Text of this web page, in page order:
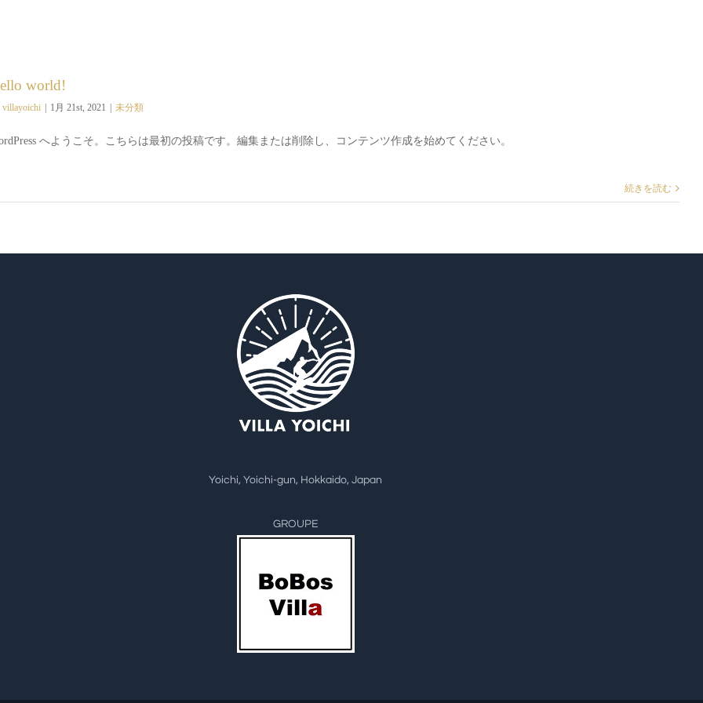
world!
villayoichi 1月 21st, 2021 未分類
へようこそ。こちらは最初の投稿です。編集または削除し、コンテンツ作成を始めてください。
続きを読む
Yoichi, Yoichi-gun, Hokkaido, Japan
GROUPE